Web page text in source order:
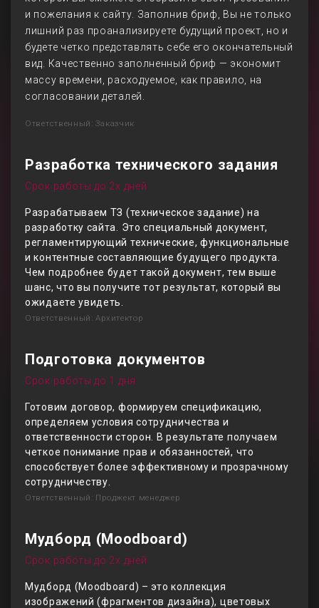
и пожелания к сайту. Заполнив бриф, Вы не только
лишний раз проанализируете будущий проект, но и
будете четко представлять себе его окончательный
вид. Качественно заполненный бриф — экономит
массу времени, расходуемое, как правило, на
согласовании деталей.
Ответственный: Заказчик
Разработка технического задания
Срок работы до 2х дней
Разрабатываем ТЗ (техническое задание) на
разработку сайта. Это специальный документ,
регламентирующий технические, функциональные
и контентные составляющие будущего продукта.
Чем подробнее будет такой документ, тем выше
шанс, что вы получите тот результат, который вы
ожидаете увидеть.
Ответственный: Архитектор
Подготовка документов
Срок работы до 1 дня
Готовим договор, формируем спецификацию,
определяем условия сотрудничества и
ответственности сторон. В результате получаем
четкое понимание прав и обязанностей, что
способствует более эффективному и прозрачному
сотрудничеству.
Ответственный: Проджект менеджер
Мудборд (Moodboard)
Срок работы до 2х дней
Мудборд (Moodboard) – это коллекция
изображений (фрагментов дизайна), цветовых